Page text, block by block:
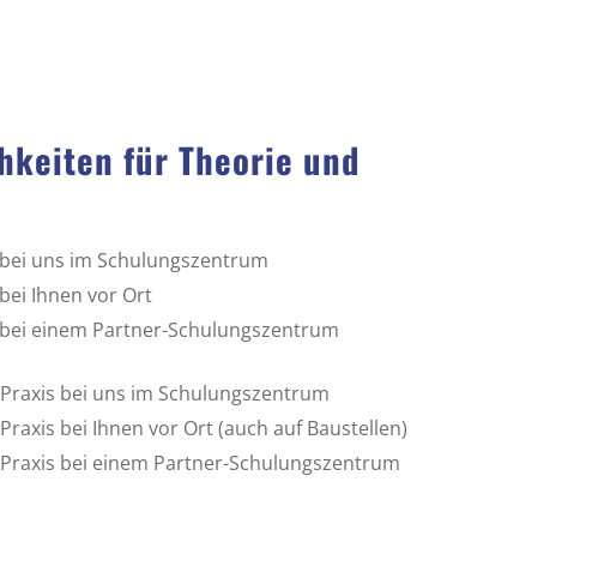
für Theorie und
uns im Schulungszentrum
Ihnen vor Ort
einem Partner-Schulungszentrum
bei uns im Schulungszentrum
bei Ihnen vor Ort (auch auf Baustellen)
bei einem Partner-Schulungszentrum